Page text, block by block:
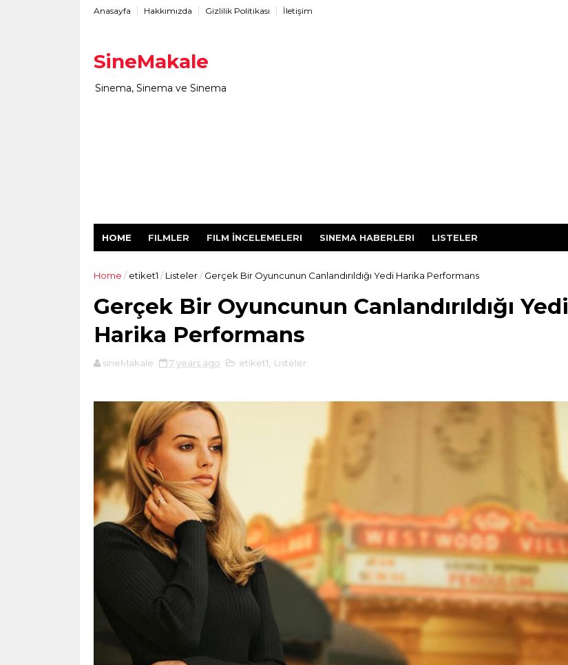
Anasayfa Hakkımızda Gizlilik Politikası İletişim
SineMakale
Sinema, Sinema ve Sinema
HOME FILMLER FILM İNCELEMELERI SINEMA HABERLERI LISTELER
Home / etiket1 / Listeler / Gerçek Bir Oyuncunun Canlandırıldığı Yedi Harika Performans
Gerçek Bir Oyuncunun Canlandırıldığı Yedi
Harika Performans
sineMakale 7 years ago etiket1 Listeler